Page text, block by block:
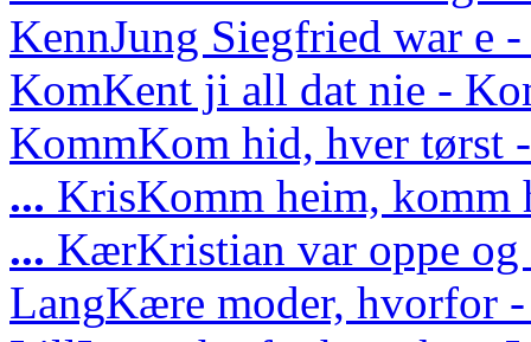
KennJung Siegfried war e
KomKent ji all dat nie -
KommKom hid, hver tørst
... KrisKomm heim, komm
... KærKristian var oppe
LangKære moder, hvorfor